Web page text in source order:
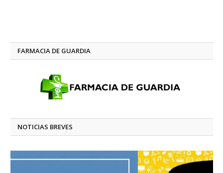
FARMACIA DE GUARDIA
NOTICIAS BREVES